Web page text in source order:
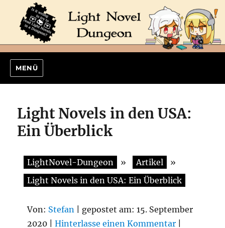
MENÜ
Light Novels in den USA:
Ein Überblick
LightNovel-Dungeon » Artikel
»
Light Novels in den USA: Ein Überblick
Von: Stefan | gepostet am: 15. September
2020 |Hinterlasse einen Kommentar